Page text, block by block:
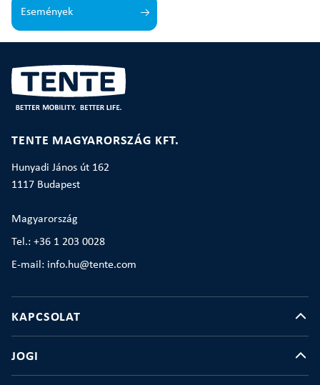
Események
TENTE MAGYARORSZÁG KFT.
Hunyadi János út 162
1117 Budapest
Magyarország
Tel.: +36 1 203 0028
E-mail: info.hu@tente.com
KAPCSOLAT
JOGI